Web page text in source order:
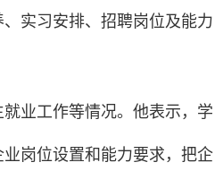
实习安排、招聘岗位及能力
业工作等情况。他表示，学
岗位设置和能力要求，把企